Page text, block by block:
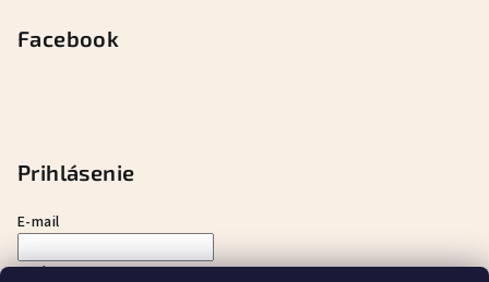
Facebook
Prihlásenie
E-mail
Heslo